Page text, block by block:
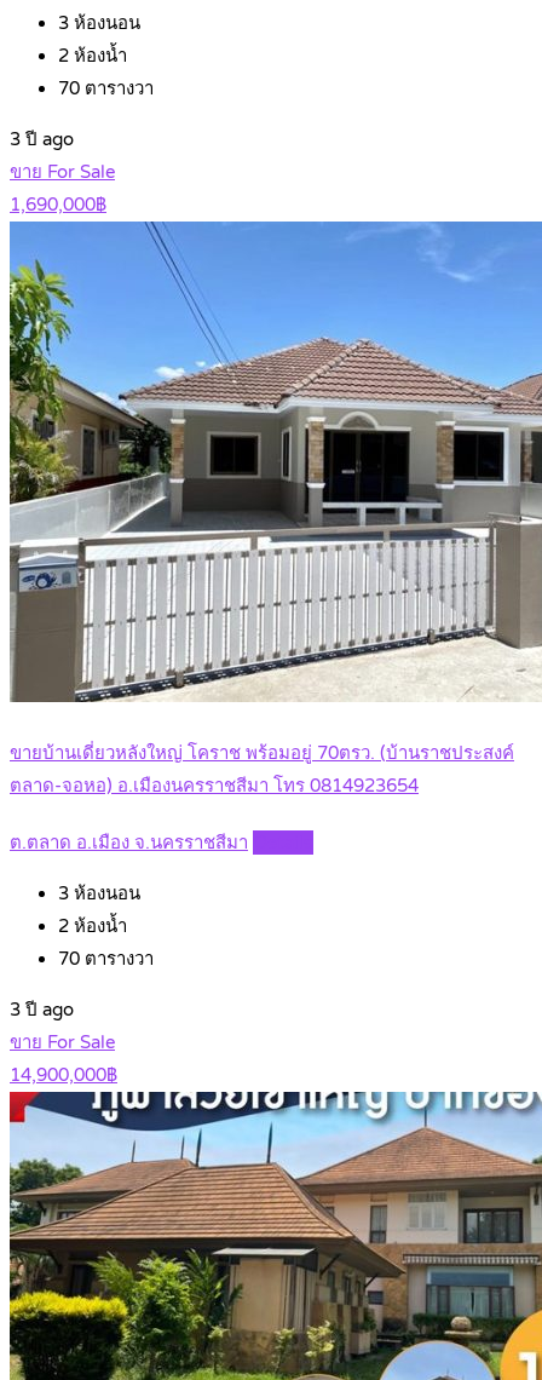
3 ห้องนอน
2 ห้องน้ำ
70 ตารางวา
3 ปี ago
ขาย For Sale
1,690,000฿
ขายบ้านเดี่ยวหลังใหญ่ โคราช พร้อมอยู่ 70ตรว. (บ้านราชประสงค์
ตลาด-จอหอ) อ.เมืองนครราชสีมา โทร 0814923654
ต.ตลาด อ.เมือง จ.นครราชสีมา
3 ห้องนอน
2 ห้องน้ำ
70 ตารางวา
3 ปี ago
ขาย For Sale
14,900,000฿